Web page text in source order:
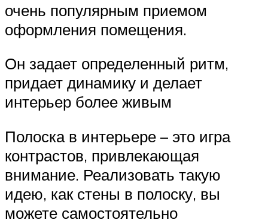
очень популярным приемом
оформления помещения.
Он задает определенный ритм,
придает динамику и делает
интерьер более живым
Полоска в интерьере – это игра
контрастов, привлекающая
внимание. Реализовать такую
идею, как стены в полоску, вы
можете самостоятельно